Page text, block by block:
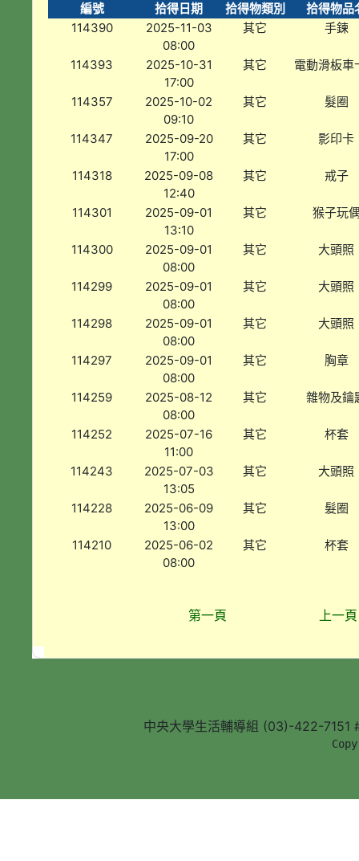
編號 拾得日期 拾得物類別
拾得物品
114390
2025-11-03
08:00
其它 手鍊
114393
2025-10-31
17:00
其它 電動滑板車
114357
2025-10-02
09:10
其它 髮圈
114347
2025-09-20
17:00
其它 影印卡
114318
2025-09-08
12:40
其它 戒子
114301
2025-09-01
13:10
其它 猴子玩
114300
2025-09-01
08:00
其它 大頭照
114299
2025-09-01
08:00
其它 大頭照
114298
2025-09-01
08:00
其它 大頭照
114297
2025-09-01
08:00
其它 胸章
114259
2025-08-12
08:00
其它 雜物及鑰
114252
2025-07-16
11:00
其它 杯套
114243
2025-07-03
13:05
其它 大頭照
114228
2025-06-09
13:00
其它 髮圈
114210
2025-06-02
08:00
其它 杯套
第一頁 上一頁
中央大學生活輔導組 (03)-422-7151